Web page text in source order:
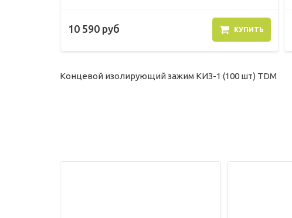
10 590 руб КУПИТЬ
Концевой изолирующий зажим КИЗ-1 (100 шт) TDM